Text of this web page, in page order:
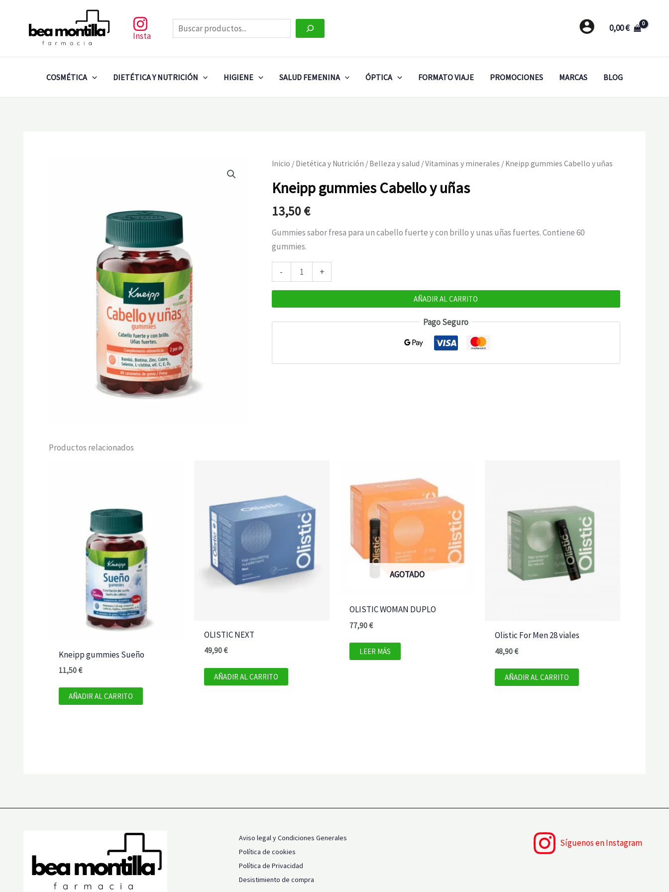
contenido
Insta
Buscar 0,00€
COSMÉTICA DIETÉTICA Y NUTRICIÓN HIGIENE SALUD FEMENINA ÓPTICA FORMATO VIAJE PROMOCIONES MARCAS BLOG
Inicio / Dietética y Nutrición / Belleza y salud /Vitaminas y minerales / Kneipp gummies Cabello y uñas
Kneipp gummies Cabello y uñas
13,50€
Gummies sabor fresa para un cabello fuerte y con brillo y unas uñas fuertes. Contiene 60
gummies.
-
gummies
y
uñas
+
AÑADIR AL CARRITO
Pago Seguro
Productos relacionados
Kneipp gummies Sueño
11,50€
AÑADIR AL CARRITO
OLISTIC NEXT
49,90€
AÑADIR AL CARRITO
AGOTADO
OLISTIC WOMAN DUPLO
77,90€
LEER MÁS
Olistic For Men 28 viales
48,90€
AÑADIR AL CARRITO
Aviso legal y Condiciones Generales
Política de cookies
Política de Privacidad
Desistimiento de compra
Síguenos en Instagram